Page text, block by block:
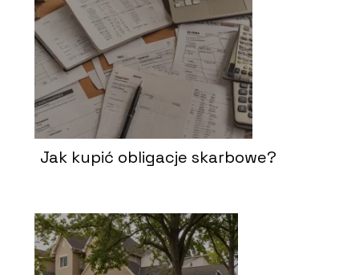
Jak kupić obligacje skarbowe?